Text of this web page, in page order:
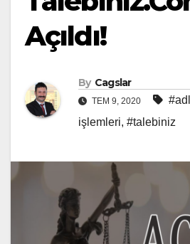
Açıldı!
By Cagslar
TEM 9, 2020
işlemleri, #talebiniz